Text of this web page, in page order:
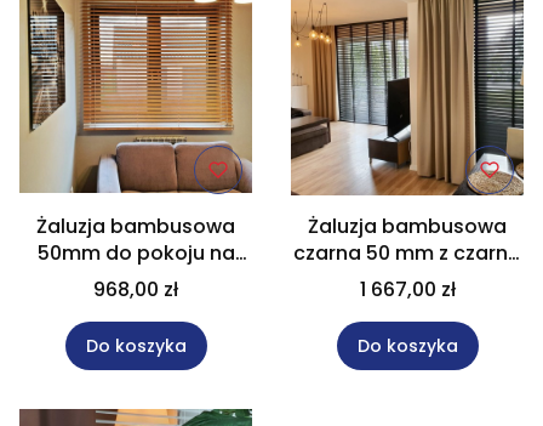
Żaluzja bambusowa
50mm do pokoju na
wymiar 150x140 cm
968,00 zł
Do koszyka
Żaluzja bambusowa
czarna 50 mm z czarną
tasiemką rozm.
200x240 cm.
1 667,00 zł
Do koszyka